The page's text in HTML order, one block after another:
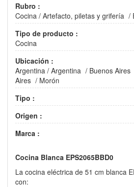
Rubro :
Cocina / Artefacto, piletas y grifería /
Tipo de producto :
Cocina
Ubicación :
Argentina / Argentina / Buenos Aires
Aires / Morón
Tipo :
Origen :
Marca :
Cocina Blanca EPS2065BBD0
La cocina eléctrica de 51 cm blanca
con: